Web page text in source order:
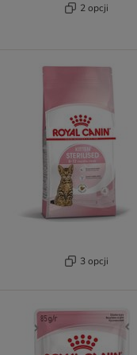
2 opcji
3 opcji